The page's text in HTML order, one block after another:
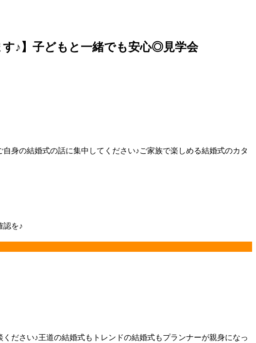
す♪】子どもと一緒でも安心◎見学会
身の結婚式の話に集中してください♪ご家族で楽しめる結婚式のカタ
認を♪
ださい♪王道の結婚式もトレンドの結婚式もプランナーが親身になっ